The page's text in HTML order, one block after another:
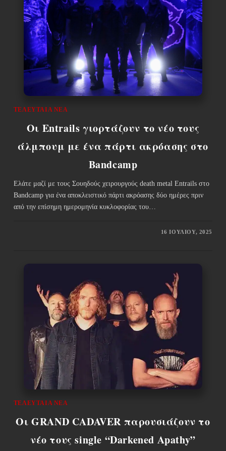
ΤΕΛΕΥΤΑΊΑ ΝΈΑ
Οι Entrails γιορτάζουν το νέο τους
άλμπουμ με ένα πάρτι ακρόασης στο
Bandcamp
Ελάτε μαζί με τους Σουηδούς χειρουργούς death metal Entrails στο
Bandcamp για ένα αποκλειστικό πάρτι ακρόασης δύο ημέρες πριν
από την επίσημη ημερομηνία κυκλοφορίας του…
16 ΙΟΥΛΊΟΥ, 2025
ΤΕΛΕΥΤΑΊΑ ΝΈΑ
Οι GRAND CADAVER παρουσιάζουν το
νέο τους single “Darkened Apathy”